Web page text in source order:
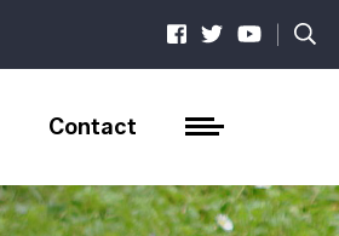
|
Contact